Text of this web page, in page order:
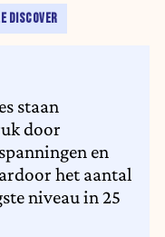
DISCOVER
staan
door
en
het aantal
niveau in 25